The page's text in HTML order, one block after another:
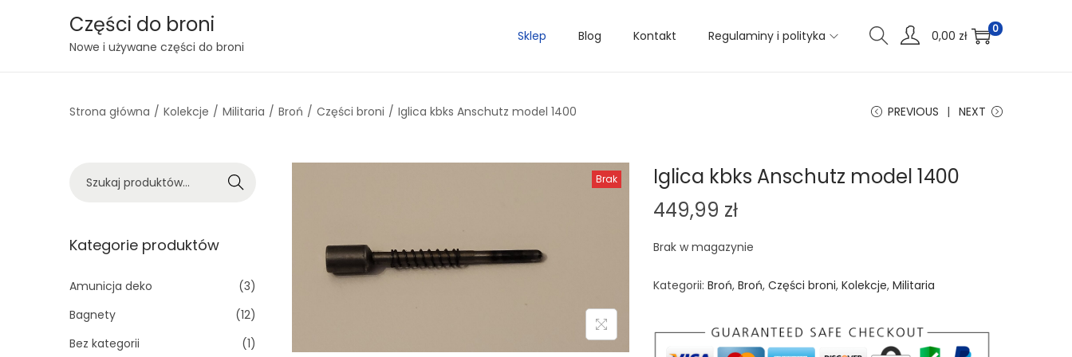
S
p
i
a
t
i
S
p
t
n
t
Części do broni
Nowe i używane części do broni
Sklep Blog Kontakt Regulaminy i polityka 0,00 zł 0
Strona główna / Kolekcje / Militaria / Broń / Części broni / Iglica kbks Anschutz model 1400 PREVIOUS NEXT
Brak
Iglica kbks Anschutz model 1400
449,99 zł
Brak w magazynie
Kategorii: Broń, Broń, Części broni, Kolekcje, Militaria
k
j
:
Szukaj
Kategorie produktów
Amunicja deko
(3)
Bagnety
(12)
Bez kategorii
(1)